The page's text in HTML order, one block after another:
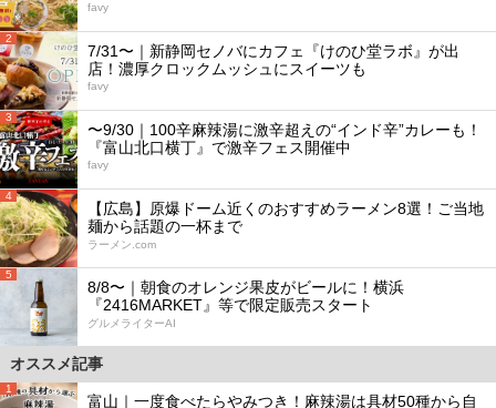
favy
2
7/31〜｜新静岡セノバにカフェ『けのひ堂ラボ』が出
店！濃厚クロックムッシュにスイーツも
favy
3
〜9/30｜100辛麻辣湯に激辛超えの“インド辛”カレーも！
『富山北口横丁』で激辛フェス開催中
favy
4
【広島】原爆ドーム近くのおすすめラーメン8選！ご当地
麺から話題の一杯まで
ラーメン.com
5
8/8〜｜朝食のオレンジ果皮がビールに！横浜
『2416MARKET』等で限定販売スタート
グルメライターAI
オススメ記事
1
富山｜一度食べたらやみつき！麻辣湯は具材50種から自